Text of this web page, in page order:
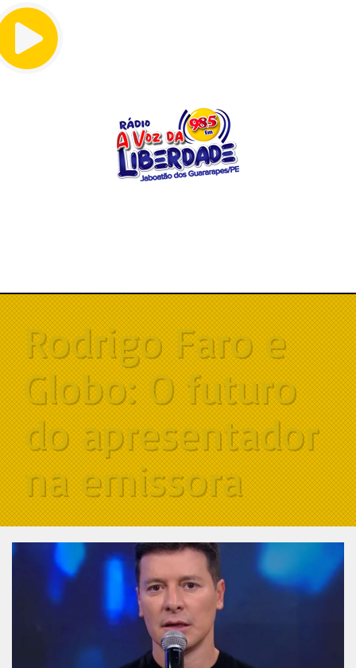
Rodrigo Faro e
Globo: O futuro
do apresentador
na emissora